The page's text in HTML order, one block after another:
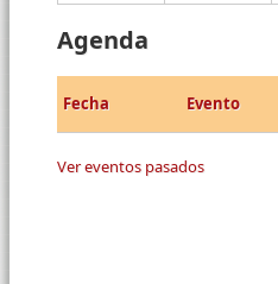
Agenda
Fecha Evento
Ver eventos pasados